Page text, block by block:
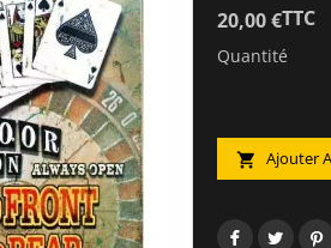
20,00 €TTC
Quantité
 Ajouter